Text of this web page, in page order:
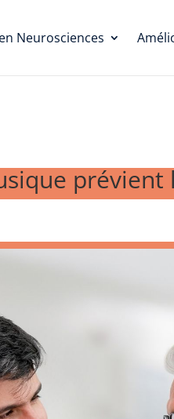
Neurosciences
prévient